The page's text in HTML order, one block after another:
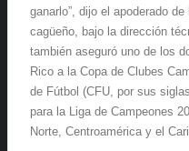
ganarlo”, dijo el apoderado
cagüeño, bajo la dirección
también aseguró uno de los
Rico a la Copa de Clubes
de Fútbol (CFU, por sus
para la Liga de Campeones
Norte, Centroamérica y el